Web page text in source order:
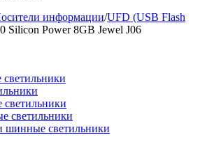
информации/UFD (USB Flash
Silicon Power 8GB Jewel J06
светильники
шинные светильники